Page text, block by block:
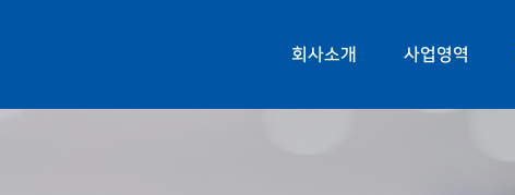
회사소개 사업영역